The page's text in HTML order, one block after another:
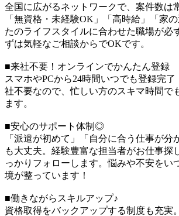
全国に広がるネットワークで、案件数は
「無資格・未経験OK」「高時給」「家
たのライフスタイルに合わせた職場が必
ずは気軽なご相談からでOKです。
■来社不要！オンラインでかんたん登録
スマホやPCから24時間いつでも登録完
社不要なので、忙しい方のスキマ時間で
ます。
■安心のサポート体制◎
「派遣が初めて」「自分に合う仕事が分
も大丈夫。経験豊富な担当者がお仕事探
っかりフォローします。悩みや不安をい
境が整っています！
■働きながらスキルアップ♪
資格取得をバックアップする制度も充実